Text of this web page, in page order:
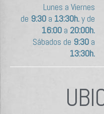
Lunes a Viernes
de 9:30a 13:30h.y de
16:00a 20:00h.
Sábados de 9:30a
13:30h.